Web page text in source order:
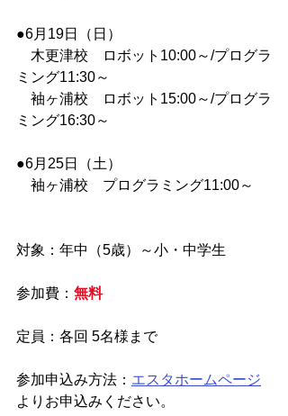
●6月19日（日）
木更津校　ロボット10:00～/プログラ
ミング11:30～
袖ヶ浦校　ロボット15:00～/プログラ
ミング16:30～
●6月25日（土）
袖ヶ浦校　プログラミング11:00～
対象：年中（5歳）～小・中学生
参加費： 無料
定員：各回 5名様まで
参加申込み方法： エスタホームページ
よりお申込みください。